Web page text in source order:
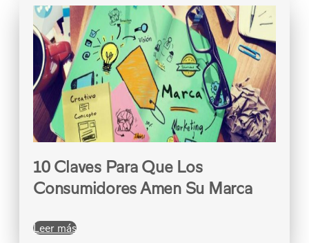
10 Claves Para Que Los
Consumidores Amen Su Marca
Leer más